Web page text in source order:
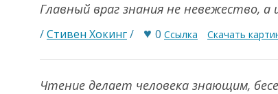
Главный враг знания не невежество, а
/Стивен Хокинг/ ♥ 0 Ссылка Скачать
Чтение делает человека знающим,